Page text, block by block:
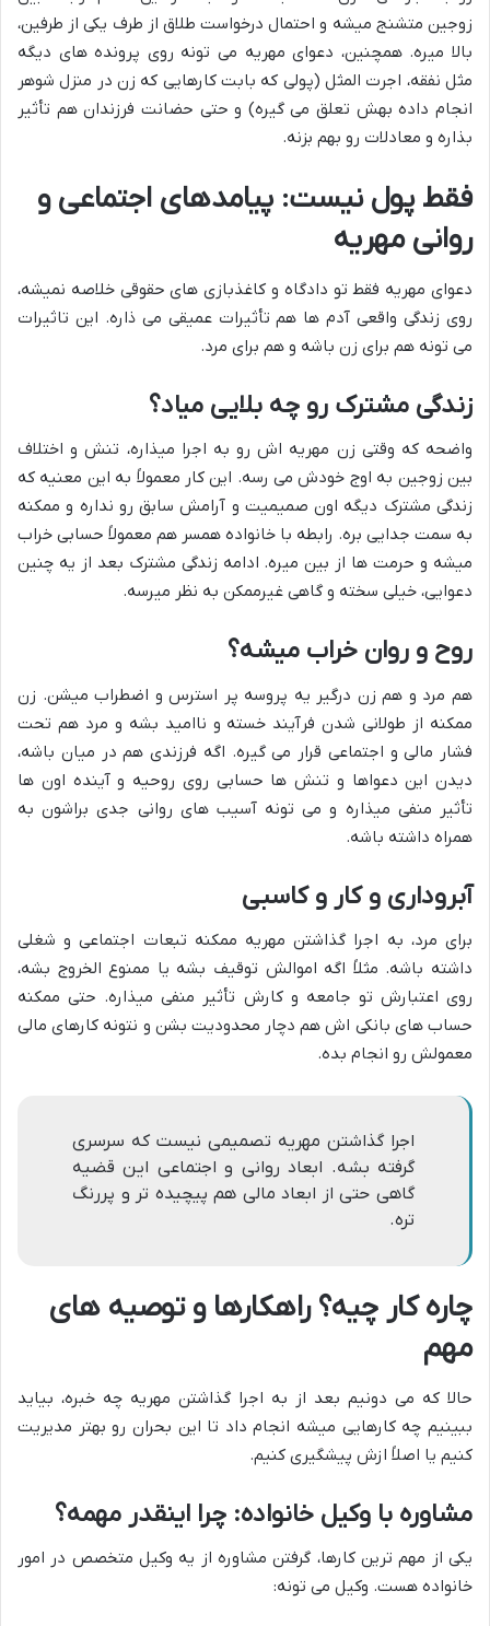
زوجین متشنج میشه و احتمال درخواست طلاق از طرف یکی از طرفین،
بالا میره. همچنین، دعوای مهریه می تونه روی پرونده های دیگه
مثل نفقه، اجرت المثل (پولی که بابت کارهایی که زن در منزل شوهر
انجام داده بهش تعلق می گیره) و حتی حضانت فرزندان هم تأثیر
بذاره و معادلات رو بهم بزنه.
فقط پول نیست: پیامدهای اجتماعی و
روانی مهریه
دعوای مهریه فقط تو دادگاه و کاغذبازی های حقوقی خلاصه نمیشه،
روی زندگی واقعی آدم ها هم تأثیرات عمیقی می ذاره. این تاثیرات
می تونه هم برای زن باشه و هم برای مرد.
زندگی مشترک رو چه بلایی میاد؟
واضحه که وقتی زن مهریه اش رو به اجرا میذاره، تنش و اختلاف
بین زوجین به اوج خودش می رسه. این کار معمولاً به این معنیه که
زندگی مشترک دیگه اون صمیمیت و آرامش سابق رو نداره و ممکنه
به سمت جدایی بره. رابطه با خانواده همسر هم معمولاً حسابی خراب
میشه و حرمت ها از بین میره. ادامه زندگی مشترک بعد از یه چنین
دعوایی، خیلی سخته و گاهی غیرممکن به نظر میرسه.
روح و روان خراب میشه؟
هم مرد و هم زن درگیر یه پروسه پر استرس و اضطراب میشن. زن
ممکنه از طولانی شدن فرآیند خسته و ناامید بشه و مرد هم تحت
فشار مالی و اجتماعی قرار می گیره. اگه فرزندی هم در میان باشه،
دیدن این دعواها و تنش ها حسابی روی روحیه و آینده اون ها
تأثیر منفی میذاره و می تونه آسیب های روانی جدی براشون به
همراه داشته باشه.
آبروداری و کار و کاسبی
برای مرد، به اجرا گذاشتن مهریه ممکنه تبعات اجتماعی و شغلی
داشته باشه. مثلاً اگه اموالش توقیف بشه یا ممنوع الخروج بشه،
روی اعتبارش تو جامعه و کارش تأثیر منفی میذاره. حتی ممکنه
حساب های بانکی اش هم دچار محدودیت بشن و نتونه کارهای مالی
معمولش رو انجام بده.
اجرا گذاشتن مهریه تصمیمی نیست که سرسری
گرفته بشه. ابعاد روانی و اجتماعی این قضیه
گاهی حتی از ابعاد مالی هم پیچیده تر و پررنگ
تره.
چاره کار چیه؟ راهکارها و توصیه های
مهم
حالا که می دونیم بعد از به اجرا گذاشتن مهریه چه خبره، بیاید
ببینیم چه کارهایی میشه انجام داد تا این بحران رو بهتر مدیریت
کنیم یا اصلاً ازش پیشگیری کنیم.
مشاوره با وکیل خانواده: چرا اینقدر مهمه؟
یکی از مهم ترین کارها، گرفتن مشاوره از یه وکیل متخصص در امور
خانواده هست. وکیل می تونه: